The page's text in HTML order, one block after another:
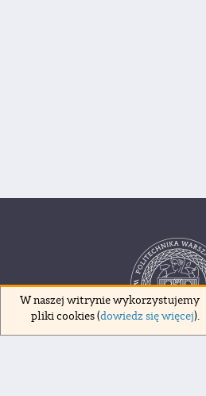
W naszej witrynie wykorzystujemy
pliki cookies (dowiedz się więcej).